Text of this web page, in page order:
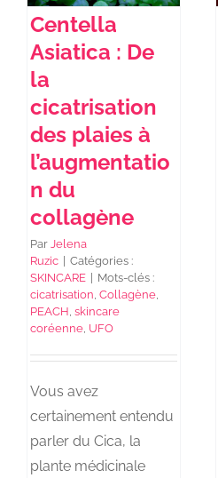
Centella
Asiatica : De
la
cicatrisation
des plaies à
l’augmentatio
n du
collagène
Par Jelena
Ruzic
Catégories :
SKINCARE
Mots-clés :
cicatrisation ,Collagène
PEACH ,skincare
coréenne UFO
Vous avez
certainement entendu
parler du Cica, la
plante médicinale